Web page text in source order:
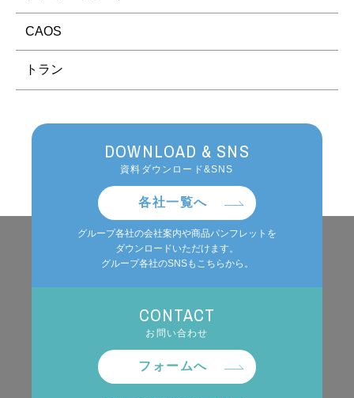
CAOS
トラン
DOWNLOAD & SNS
資料ダウンロード&SNS
各社一覧へ
グループ各社の会社案内や商品パンフレットを
ダウンロードいただけます。
グループ各社のSNSもこちらから。
CONTACT
お問い合わせ
フォームへ